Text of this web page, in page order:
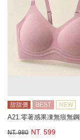
甜甜價 BEST NEW
A21.零著感果凍無痕無
NT. 980 NT. 599